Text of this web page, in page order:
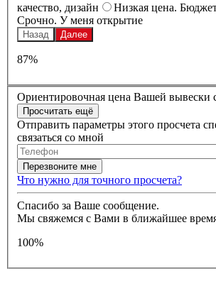
качество, дизайн
Низкая цена.
Срочно. У меня открытие
Назад Далее
87%
Ориентировочная цена Вашей вывески
Отправить параметры этого просчета
связаться со мной
Что нужно для точного просчета?
Спасибо за Ваше сообщение.
Мы свяжемся с Вами в ближайшее
100%